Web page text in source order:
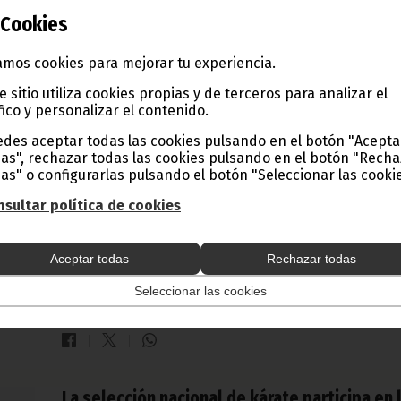
Cookies
cookies para mejorar tu experiencia.
sitio utiliza cookies propias y de terceros para analizar el
y personalizar el contenido.
aceptar todas las cookies pulsando en el botón
rechazar todas las cookies pulsando en el botón
o configurarlas pulsando el botón "Seleccionar las
política de cookies
Aceptar todas Rechazar todas
Seleccionar las cookies
Noticias
Riaba cierra con éxito dos días de reflexión
sobre la buena gobernanza del deporte
africano
La Hacienda Marcos Obiang Nguema acogió del 10 al 11 de
Zona 4, un encuentro que reunió a responsables del
movimiento olímpico africano, para analizar estrategias
orientadas al fortalecimiento institucional, la
la gestión y el desarrollo sostenible del deporte en la